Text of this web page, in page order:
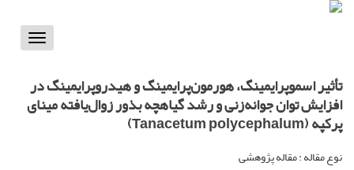
Toggle
تأثیر اسموپرایمینگ، هورمون‌پرایمینگ و هیدروپرایمینگ در
افزایش توان جوانه‌زنی و رشد گیاهچه بذور زوال‌یافته مینای
پرکپه (Tanacetum polycephalum)
نوع مقاله : مقاله پژوهشی